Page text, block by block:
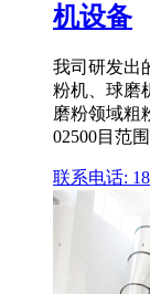
机设备
我司研发出
粉机、球磨
磨粉领域粗
02500目范
联系电话: